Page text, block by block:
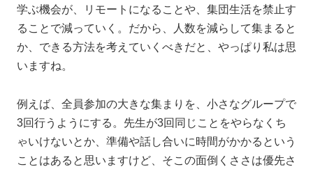
学ぶ機会が、リモートになることや、集団生活を禁止す
ることで減っていく。だから、人数を減らして集まると
か、できる方法を考えていくべきだと、やっぱり私は思
いますね。
例えば、全員参加の大きな集まりを、小さなグループで
3回行うようにする。先生が3回同じことをやらなくち
ゃいけないとか、準備や話し合いに時間がかかるという
ことはあると思いますけど、そこの面倒くささは優先さ